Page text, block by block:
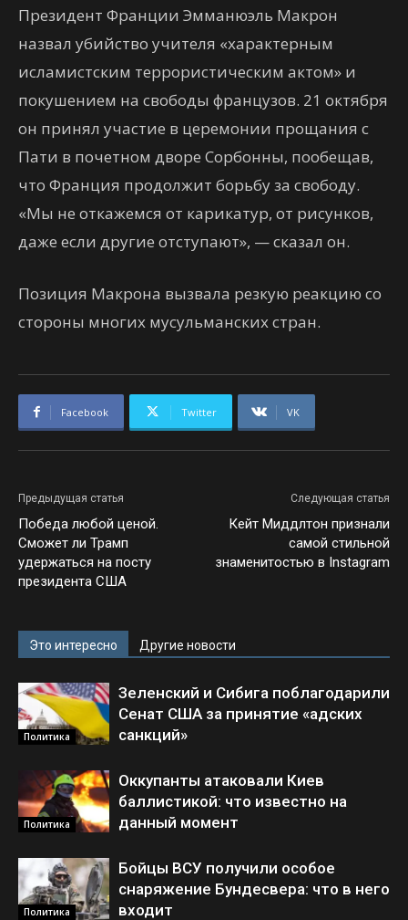
Президент Франции Эмманюэль Макрон
назвал убийство учителя «характерным
исламистским террористическим актом» и
покушением на свободы французов. 21 октября
он принял участие в церемонии прощания с
Пати в почетном дворе Сорбонны, пообещав,
что Франция продолжит борьбу за свободу.
«Мы не откажемся от карикатур, от рисунков,
даже если другие отступают», — сказал он.
Позиция Макрона вызвала резкую реакцию со
стороны многих мусульманских стран.
Facebook Twitter VK
Предыдущая статья
Победа любой ценой.
Сможет ли Трамп
удержаться на посту
президента США
Следующая статья
Кейт Миддлтон признали
самой стильной
знаменитостью в Instagram
Это интересно Другие новости
Политика
Зеленский и Сибига поблагодарили
Сенат США за принятие «адских
санкций»
Политика
Оккупанты атаковали Киев
баллистикой: что известно на
данный момент
Политика
Бойцы ВСУ получили особое
снаряжение Бундесвера: что в него
входит